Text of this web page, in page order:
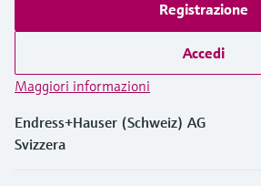
Registrazione
Accedi
Maggiori informazioni
Endress+Hauser (Schweiz) AG
Svizzera